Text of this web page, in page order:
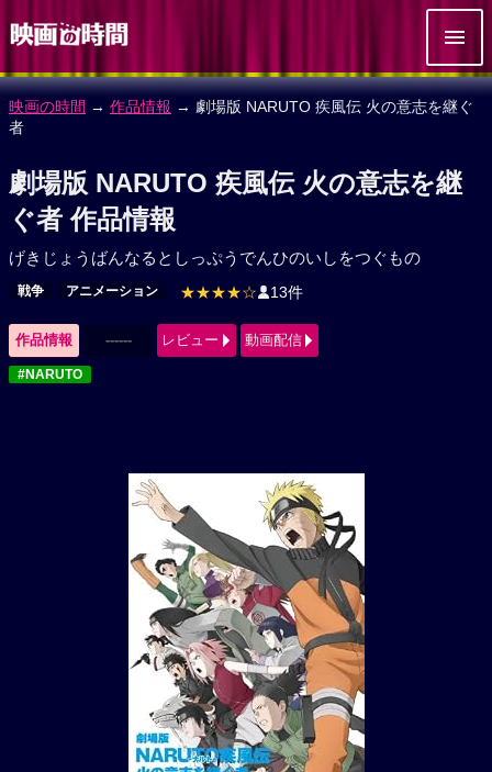
映画の時間 → 作品情報 → 劇場版 NARUTO 疾風伝 火の意志を継ぐ
者
劇場版 NARUTO 疾風伝 火の意志を継
ぐ者 作品情報
げきじょうばんなるとしっぷうでんひのいしをつぐもの
戦争 アニメーション ★★★★☆ 13件
作品情報 ------ レビュー 動画配信
#NARUTO